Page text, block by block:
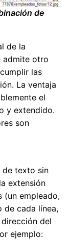
de
de la
admite otro
las
La ventaja
el
y extendido.
son
de texto sin
extensión
(un empleado,
de cada línea,
del
ejemplo: